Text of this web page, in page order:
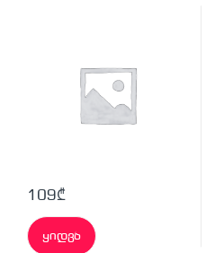
109₾
ყიდვა